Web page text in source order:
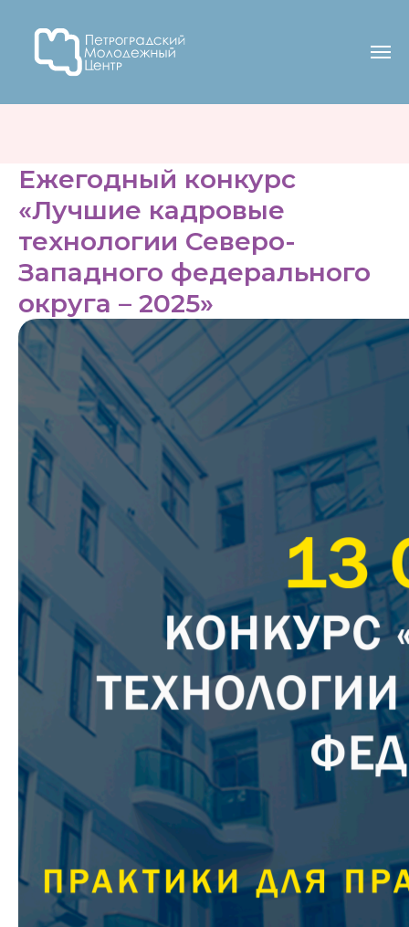
Ежегодный конкурс
«Лучшие кадровые
технологии Северо-
Западного федерального
округа – 2025»